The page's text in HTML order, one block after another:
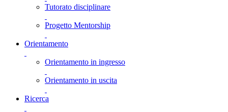
Tutorato disciplinare
Progetto Mentorship
Orientamento
Orientamento in ingresso
Orientamento in uscita
Ricerca